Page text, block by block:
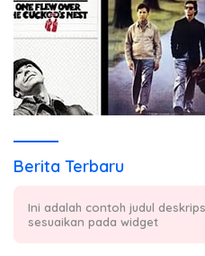
Berita Terbaru
Ini adalah contoh judul
sesuaikan pada widget